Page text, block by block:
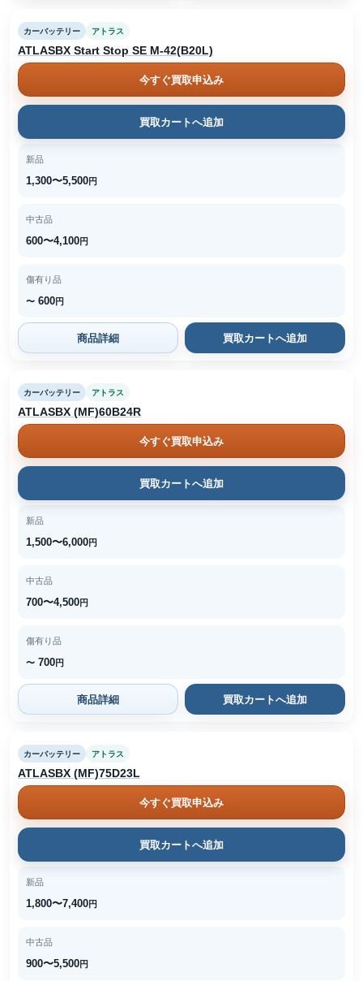
カーバッテリー アトラス
ATLASBX Start Stop SE M-42(B20L)
今すぐ買取申込み
買取カートへ追加
新品
1,300〜5,500円
中古品
600〜4,100円
傷有り品
〜 600円
商品詳細 買取カートへ追加
カーバッテリー アトラス
ATLASBX (MF)60B24R
今すぐ買取申込み
買取カートへ追加
新品
1,500〜6,000円
中古品
700〜4,500円
傷有り品
〜 700円
商品詳細 買取カートへ追加
カーバッテリー アトラス
ATLASBX (MF)75D23L
今すぐ買取申込み
買取カートへ追加
新品
1,800〜7,400円
中古品
900〜5,500円